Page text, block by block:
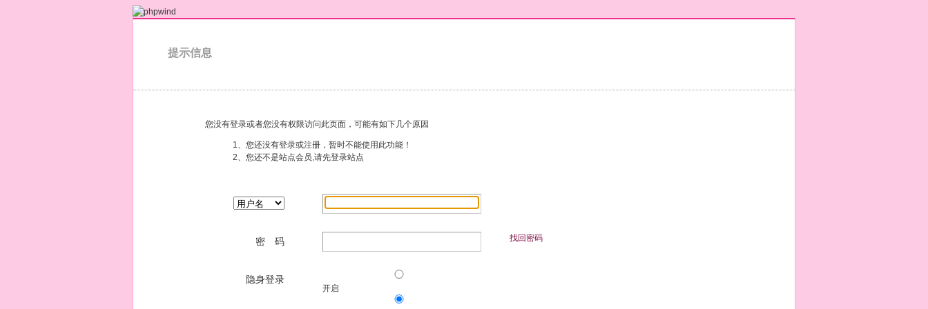
提示信息
您没有登录或者您没有权限访问此页面，可能有如下几个原因
1、您还没有登录或注册，暂时不能使用此功能！
2、您还不是站点会员,请先登录站点
密 码 找回密码
隐身登录
开启